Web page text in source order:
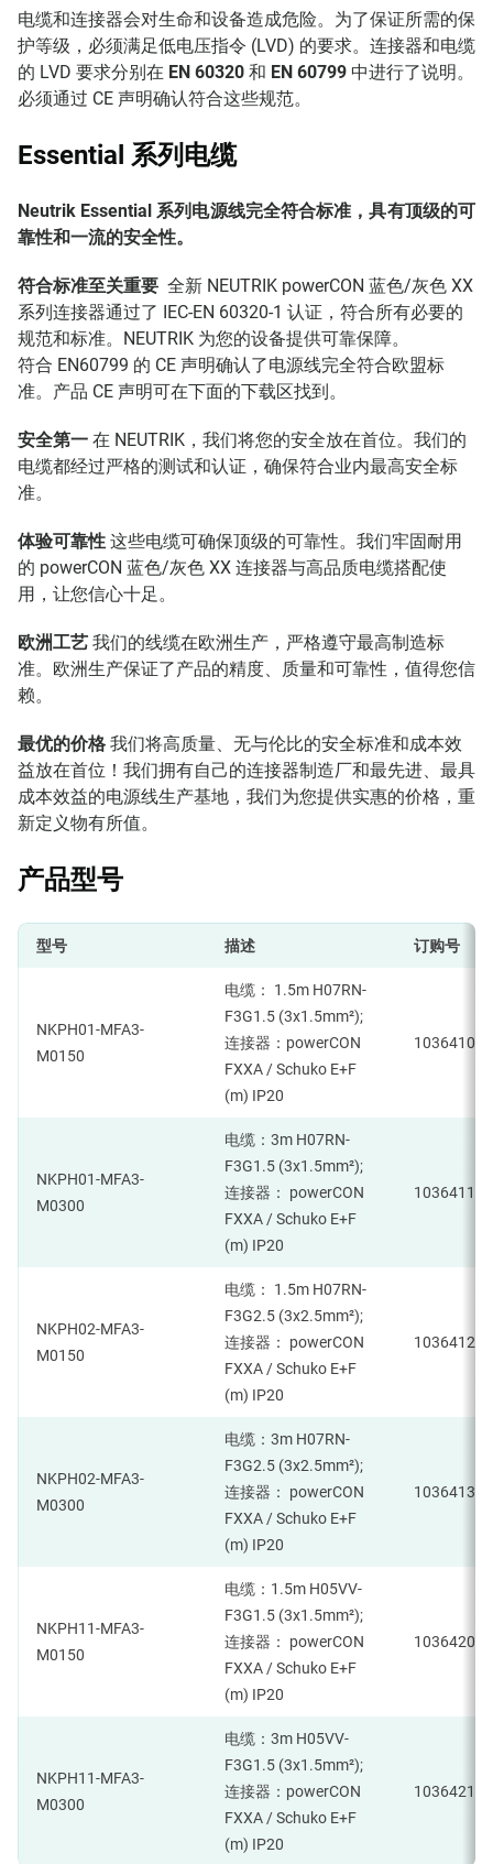
电缆和连接器会对生命和设备造成危险。为了保证所需的保
护等级，必须满足低电压指令 (LVD) 的要求。连接器和电缆
的 LVD 要求分别在 EN 60320 和 EN 60799 中进行了说明。
必须通过 CE 声明确认符合这些规范。
Essential 系列电缆
Neutrik Essential 系列电源线完全符合标准，具有顶级的可
靠性和一流的安全性。
符合标准至关重要 全新 NEUTRIK powerCON 蓝色/灰色 XX
系列连接器通过了 IEC-EN 60320-1 认证，符合所有必要的
规范和标准。NEUTRIK 为您的设备提供可靠保障。
符合 EN60799 的 CE 声明确认了电源线完全符合欧盟标
准。产品 CE 声明可在下面的下载区找到。
安全第一 在 NEUTRIK，我们将您的安全放在首位。我们的
电缆都经过严格的测试和认证，确保符合业内最高安全标
准。
体验可靠性 这些电缆可确保顶级的可靠性。我们牢固耐用
的 powerCON 蓝色/灰色 XX 连接器与高品质电缆搭配使
用，让您信心十足。
欧洲工艺 我们的线缆在欧洲生产，严格遵守最高制造标
准。欧洲生产保证了产品的精度、质量和可靠性，值得您信
赖。
最优的价格 我们将高质量、无与伦比的安全标准和成本效
益放在首位！我们拥有自己的连接器制造厂和最先进、最具
成本效益的电源线生产基地，我们为您提供实惠的价格，重
新定义物有所值。
产品型号
型号 描述 订购号
NKPH01-MFA3-
M0150
电缆： 1.5m H07RN-
F3G1.5 (3x1.5mm²);
连接器：powerCON
FXXA / Schuko E+F
(m) IP20
1036410
NKPH01-MFA3-
M0300
电缆：3m H07RN-
F3G1.5 (3x1.5mm²);
连接器： powerCON
FXXA / Schuko E+F
(m) IP20
1036411
NKPH02-MFA3-
M0150
电缆： 1.5m H07RN-
F3G2.5 (3x2.5mm²);
连接器： powerCON
FXXA / Schuko E+F
(m) IP20
1036412
NKPH02-MFA3-
M0300
电缆：3m H07RN-
F3G2.5 (3x2.5mm²);
连接器： powerCON
FXXA / Schuko E+F
(m) IP20
1036413
NKPH11-MFA3-
M0150
电缆：1.5m H05VV-
F3G1.5 (3x1.5mm²);
连接器： powerCON
FXXA / Schuko E+F
(m) IP20
1036420
NKPH11-MFA3-
M0300
电缆：3m H05VV-
F3G1.5 (3x1.5mm²);
连接器：powerCON
FXXA / Schuko E+F
(m) IP20
1036421